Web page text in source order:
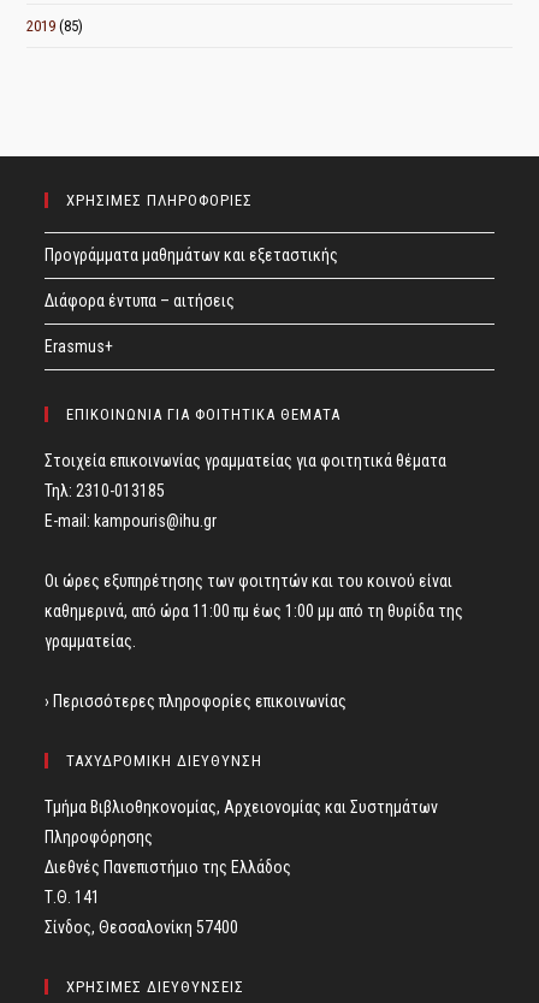
2019 (85)
ΧΡΗΣΙΜΕΣ ΠΛΗΡΟΦΟΡΙΕΣ
Προγράμματα μαθημάτων και εξεταστικής
Διάφορα έντυπα – αιτήσεις
Erasmus+
ΕΠΙΚΟΙΝΩΝΙΑ ΓΙΑ ΦΟΙΤΗΤΙΚΑ ΘΕΜΑΤΑ
Στοιχεία επικοινωνίας γραμματείας για φοιτητικά θέματα
Τηλ: 2310-013185
E-mail: kampouris@ihu.gr
Οι ώρες εξυπηρέτησης των φοιτητών και του κοινού είναι
καθημερινά, από ώρα 11:00 πμ έως 1:00 μμ από τη θυρίδα της
γραμματείας.
› Περισσότερες πληροφορίες επικοινωνίας
ΤΑΧΥΔΡΟΜΙΚΗ ΔΙΕΥΘΥΝΣΗ
Τμήμα Βιβλιοθηκονομίας, Αρχειονομίας και Συστημάτων
Πληροφόρησης
Διεθνές Πανεπιστήμιο της Ελλάδος
Τ.Θ. 141
Σίνδος, Θεσσαλονίκη 57400
ΧΡΗΣΙΜΕΣ ΔΙΕΥΘΥΝΣΕΙΣ